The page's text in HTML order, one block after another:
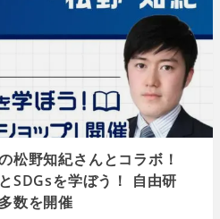
松野知紀さんとコラボ！
SDGsを学ぼう！ 自由研
数を開催